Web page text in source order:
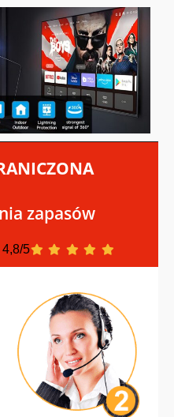
zapasów
5